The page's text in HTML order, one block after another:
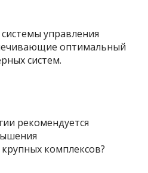
управления
оптимальный
систем.
рекомендуется
комплексов?